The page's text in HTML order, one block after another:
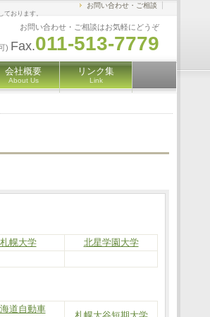
おります。
お問い合わせ・ご相談はお気軽にどうぞ
) Fax.011-513-7779
お問い合わせ・ご相談
会社概要
About Us
リンク集
Link
札幌大学 北星学園大学
道自動車